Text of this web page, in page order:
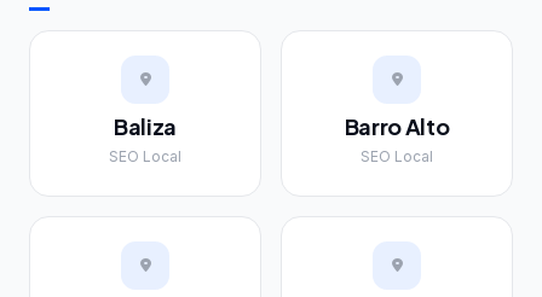
Baliza
SEO Local
Barro Alto
SEO Local